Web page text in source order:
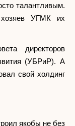
талантливым.
УГМК их
директоров
(УБРиР). А
свой холдинг
якобы не без